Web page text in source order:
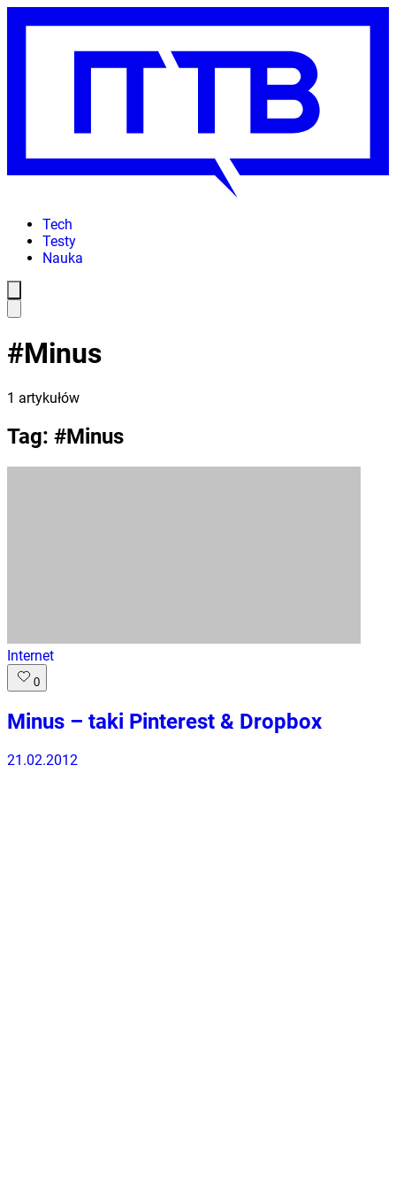
Tech
Testy
Nauka
#Minus
1 artykułów
Tag: #Minus
Internet
0
Minus – taki Pinterest & Dropbox
21.02.2012